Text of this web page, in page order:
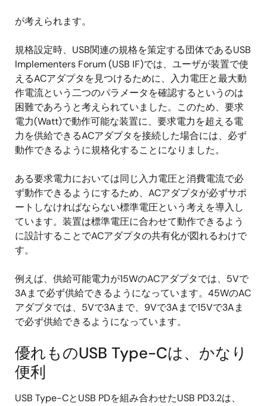
が考えられます。
規格設定時、USB関連の規格を策定する団体であるUSB
Implementers Forum (USB IF)では、ユーザが装置で使
えるACアダプタを見つけるために、入力電圧と最大動
作電流という二つのパラメータを確認するというのは
困難であろうと考えられていました。このため、要求
電力(Watt)で動作可能な装置に、要求電力を超える電
力を供給できるACアダプタを接続した場合には、必ず
動作できるように規格化することになりました。
ある要求電力においては同じ入力電圧と消費電流で必
ず動作できるようにするため、ACアダプタが必ずサポ
ートしなければならない標準電圧という考えを導入し
ています。装置は標準電圧に合わせて動作できるよう
に設計することでACアダプタの共有化が図れるわけで
す。
例えば、供給可能電力が15WのACアダプタでは、5Vで
3Aまで必ず供給できるようになっています。45WのAC
アダプタでは、5Vで3Aまで、9Vで3Aまで15Vで3Aま
で必ず供給できるようになっています。
優れものUSB Type-Cは、かなり
便利
USB Type-CとUSB PDを組み合わせたUSB PD3.2は、